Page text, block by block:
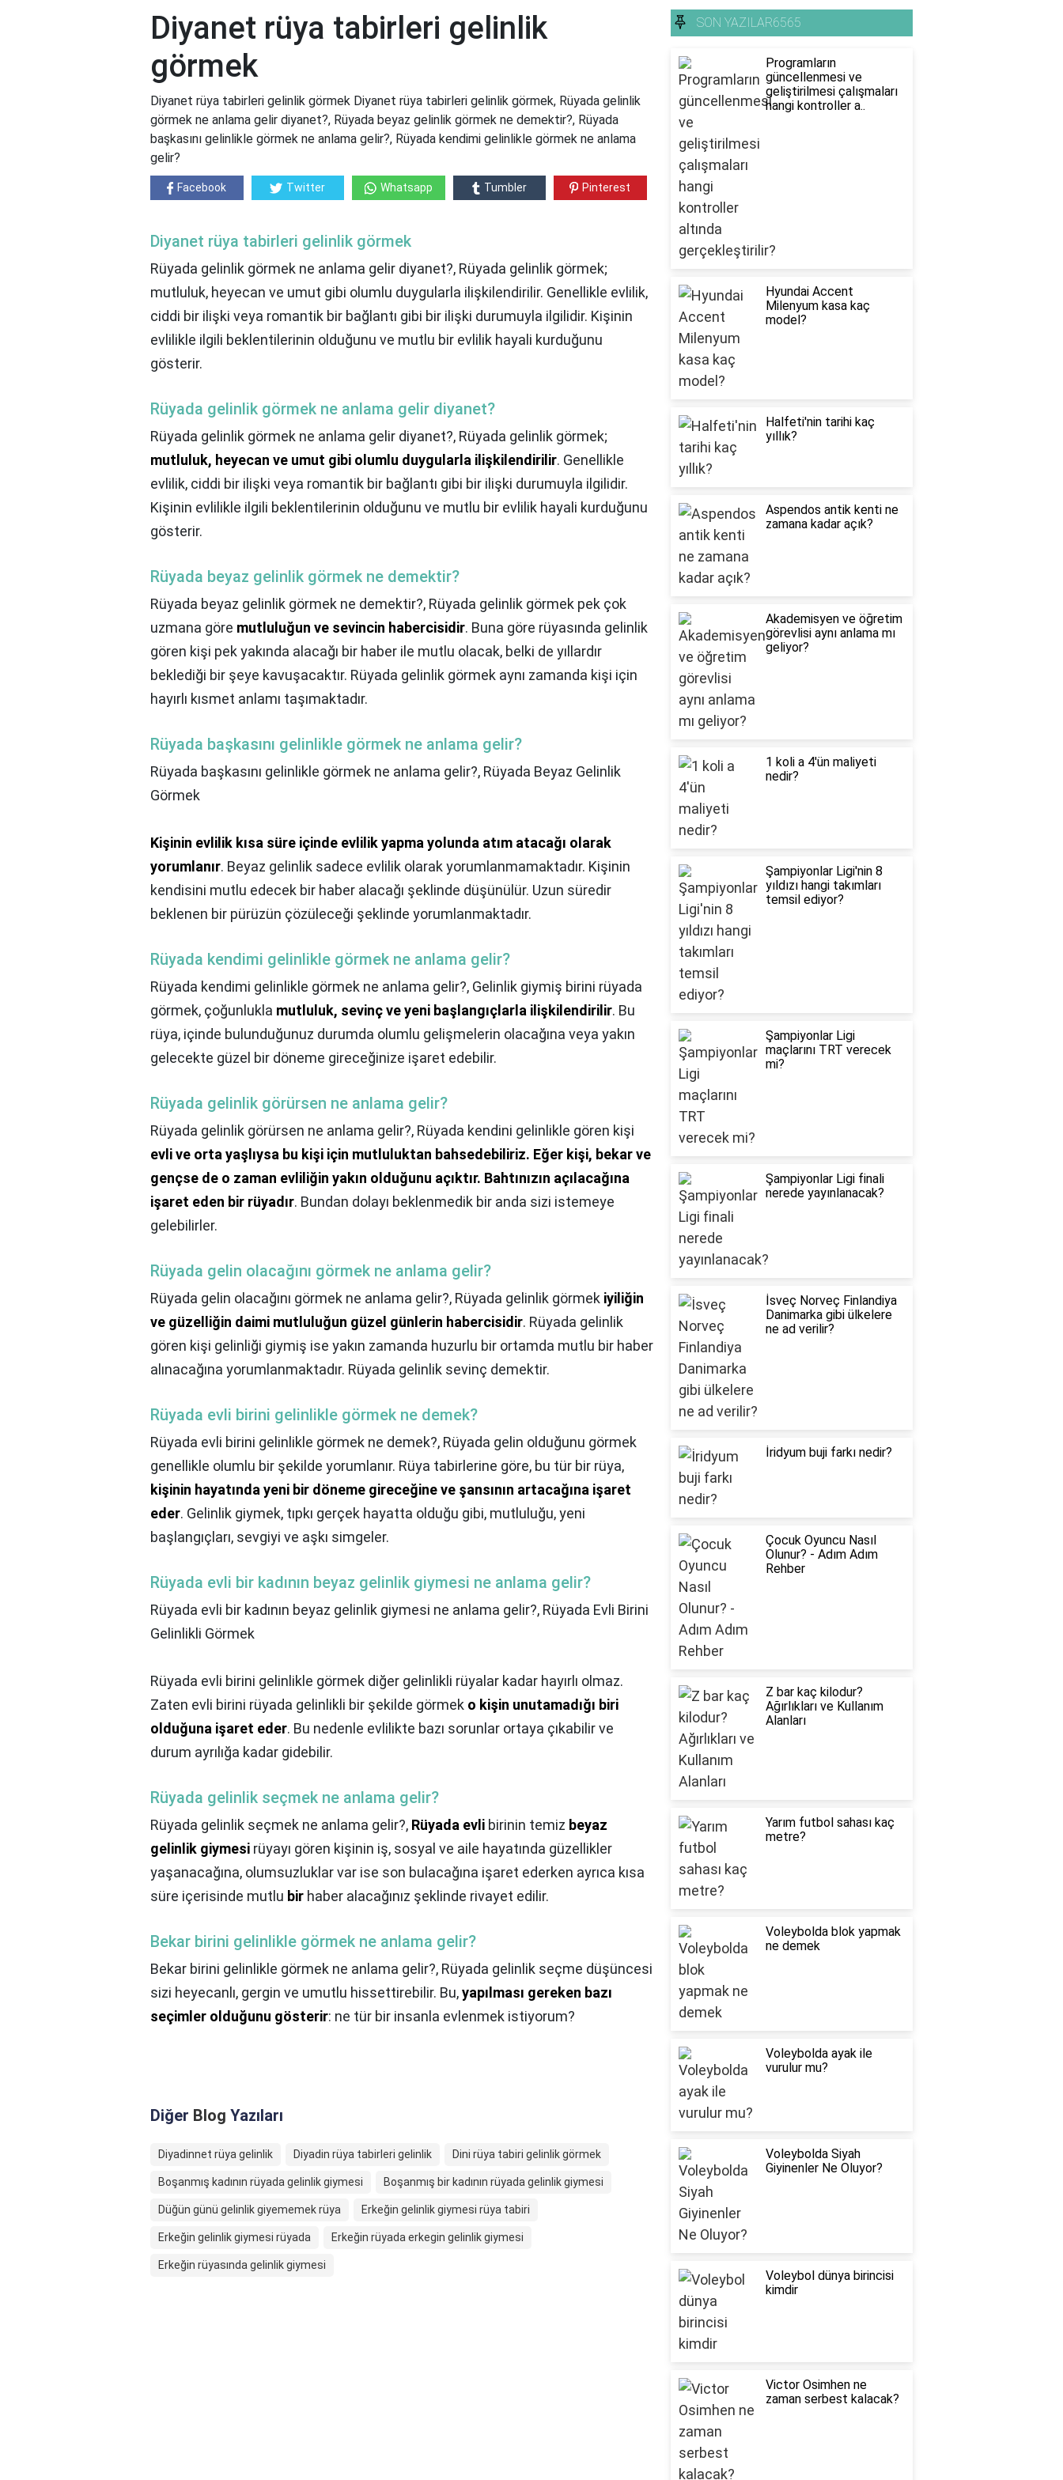
Diyanet rüya tabirleri gelinlik
görmek
Diyanet rüya tabirleri gelinlik görmek Diyanet rüya tabirleri gelinlik görmek, Rüyada gelinlik
görmek ne anlama gelir diyanet?, Rüyada beyaz gelinlik görmek ne demektir?, Rüyada
başkasını gelinlikle görmek ne anlama gelir?, Rüyada kendimi gelinlikle görmek ne anlama
gelir?
Facebook Twitter Whatsapp Tumbler Pinterest
Diyanet rüya tabirleri gelinlik görmek
Rüyada gelinlik görmek ne anlama gelir diyanet?, Rüyada gelinlik görmek;
mutluluk, heyecan ve umut gibi olumlu duygularla ilişkilendirilir. Genellikle evlilik,
ciddi bir ilişki veya romantik bir bağlantı gibi bir ilişki durumuyla ilgilidir. Kişinin
evlilikle ilgili beklentilerinin olduğunu ve mutlu bir evlilik hayali kurduğunu
gösterir.
Rüyada gelinlik görmek ne anlama gelir diyanet?
Rüyada gelinlik görmek ne anlama gelir diyanet?, Rüyada gelinlik görmek;
mutluluk, heyecan ve umut gibi olumlu duygularla ilişkilendirilir. Genellikle
evlilik, ciddi bir ilişki veya romantik bir bağlantı gibi bir ilişki durumuyla ilgilidir.
Kişinin evlilikle ilgili beklentilerinin olduğunu ve mutlu bir evlilik hayali kurduğunu
gösterir.
Rüyada beyaz gelinlik görmek ne demektir?
Rüyada beyaz gelinlik görmek ne demektir?, Rüyada gelinlik görmek pek çok
uzmana göre mutluluğun ve sevincin habercisidir. Buna göre rüyasında gelinlik
gören kişi pek yakında alacağı bir haber ile mutlu olacak, belki de yıllardır
beklediği bir şeye kavuşacaktır. Rüyada gelinlik görmek aynı zamanda kişi için
hayırlı kısmet anlamı taşımaktadır.
Rüyada başkasını gelinlikle görmek ne anlama gelir?
Rüyada başkasını gelinlikle görmek ne anlama gelir?, Rüyada Beyaz Gelinlik
Görmek
Kişinin evlilik kısa süre içinde evlilik yapma yolunda atım atacağı olarak
yorumlanır. Beyaz gelinlik sadece evlilik olarak yorumlanmamaktadır. Kişinin
kendisini mutlu edecek bir haber alacağı şeklinde düşünülür. Uzun süredir
beklenen bir pürüzün çözüleceği şeklinde yorumlanmaktadır.
Rüyada kendimi gelinlikle görmek ne anlama gelir?
Rüyada kendimi gelinlikle görmek ne anlama gelir?, Gelinlik giymiş birini rüyada
görmek, çoğunlukla mutluluk, sevinç ve yeni başlangıçlarla ilişkilendirilir. Bu
rüya, içinde bulunduğunuz durumda olumlu gelişmelerin olacağına veya yakın
gelecekte güzel bir döneme gireceğinize işaret edebilir.
Rüyada gelinlik görürsen ne anlama gelir?
Rüyada gelinlik görürsen ne anlama gelir?, Rüyada kendini gelinlikle gören kişi
evli ve orta yaşlıysa bu kişi için mutluluktan bahsedebiliriz. Eğer kişi, bekar ve
gençse de o zaman evliliğin yakın olduğunu açıktır. Bahtınızın açılacağına
işaret eden bir rüyadır. Bundan dolayı beklenmedik bir anda sizi istemeye
gelebilirler.
Rüyada gelin olacağını görmek ne anlama gelir?
Rüyada gelin olacağını görmek ne anlama gelir?, Rüyada gelinlik görmek iyiliğin
ve güzelliğin daimi mutluluğun güzel günlerin habercisidir. Rüyada gelinlik
gören kişi gelinliği giymiş ise yakın zamanda huzurlu bir ortamda mutlu bir haber
alınacağına yorumlanmaktadır. Rüyada gelinlik sevinç demektir.
Rüyada evli birini gelinlikle görmek ne demek?
Rüyada evli birini gelinlikle görmek ne demek?, Rüyada gelin olduğunu görmek
genellikle olumlu bir şekilde yorumlanır. Rüya tabirlerine göre, bu tür bir rüya,
kişinin hayatında yeni bir döneme gireceğine ve şansının artacağına işaret
eder. Gelinlik giymek, tıpkı gerçek hayatta olduğu gibi, mutluluğu, yeni
başlangıçları, sevgiyi ve aşkı simgeler.
Rüyada evli bir kadının beyaz gelinlik giymesi ne anlama gelir?
Rüyada evli bir kadının beyaz gelinlik giymesi ne anlama gelir?, Rüyada Evli Birini
Gelinlikli Görmek
Rüyada evli birini gelinlikle görmek diğer gelinlikli rüyalar kadar hayırlı olmaz.
Zaten evli birini rüyada gelinlikli bir şekilde görmek o kişin unutamadığı biri
olduğuna işaret eder. Bu nedenle evlilikte bazı sorunlar ortaya çıkabilir ve
durum ayrılığa kadar gidebilir.
Rüyada gelinlik seçmek ne anlama gelir?
Rüyada gelinlik seçmek ne anlama gelir?, Rüyada evli birinin temiz beyaz
gelinlik giymesi rüyayı gören kişinin iş, sosyal ve aile hayatında güzellikler
yaşanacağına, olumsuzluklar var ise son bulacağına işaret ederken ayrıca kısa
süre içerisinde mutlu bir haber alacağınız şeklinde rivayet edilir.
Bekar birini gelinlikle görmek ne anlama gelir?
Bekar birini gelinlikle görmek ne anlama gelir?, Rüyada gelinlik seçme düşüncesi
sizi heyecanlı, gergin ve umutlu hissettirebilir. Bu,yapılması gereken bazı
seçimler olduğunu gösterir: ne tür bir insanla evlenmek istiyorum?
Diğer Blog Yazıları
Diyadinnet rüya gelinlik Diyadin rüya tabirleri gelinlik Dini rüya tabiri gelinlik görmek
Boşanmış kadının rüyada gelinlik giymesi Boşanmış bir kadının rüyada gelinlik giymesi
Düğün günü gelinlik giyememek rüya Erkeğin gelinlik giymesi rüya tabiri
Erkeğin gelinlik giymesi rüyada Erkeğin rüyada erkegin gelinlik giymesi
Erkeğin rüyasında gelinlik giymesi
SON YAZILAR6565
Programların
güncellenmesi ve
geliştirilmesi çalışmaları
hangi kontroller a..
Hyundai Accent
Milenyum kasa kaç
model?
Halfeti'nin tarihi kaç
yıllık?
Aspendos antik kenti ne
zamana kadar açık?
Akademisyen ve öğretim
görevlisi aynı anlama mı
geliyor?
1 koli a 4'ün maliyeti
nedir?
Şampiyonlar Ligi'nin 8
yıldızı hangi takımları
temsil ediyor?
Şampiyonlar Ligi
maçlarını TRT verecek
mi?
Şampiyonlar Ligi finali
nerede yayınlanacak?
İsveç Norveç Finlandiya
Danimarka gibi ülkelere
ne ad verilir?
İridyum buji farkı nedir?
Çocuk Oyuncu Nasıl
Olunur? - Adım Adım
Rehber
Z bar kaç kilodur?
Ağırlıkları ve Kullanım
Alanları
Yarım futbol sahası kaç
metre?
Voleybolda blok yapmak
ne demek
Voleybolda ayak ile
vurulur mu?
Voleybolda Siyah
Giyinenler Ne Oluyor?
Voleybol dünya birincisi
kimdir
Victor Osimhen ne
zaman serbest kalacak?